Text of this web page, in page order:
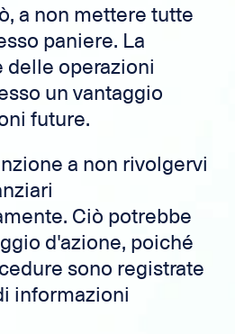
a non mettere tutte
paniere. La
operazioni
un vantaggio
future.
a non rivolgervi
Ciò potrebbe
d'azione, poiché
sono registrate
informazioni